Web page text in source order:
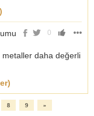
0
daha değerli
8 9 »